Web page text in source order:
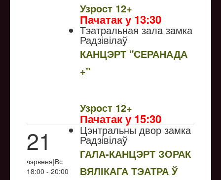
Узрoст 12+
Пачатак у 13:30
Тэатральная зала замка
Радзівілаў
КАНЦЭРТ "СЕРАНАДА
+"
Узрoст 12+
Пачатак у 15:30
21
чэрвеня|Вс
18:00 - 20:00
Цэнтральны двор замка
Радзівілаў
ГАЛА-КАНЦЭРТ ЗОРАК
ВЯЛІКАГА ТЭАТРА Ў